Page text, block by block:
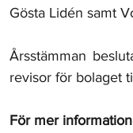
Gösta Lidén samt
Årsstämman
revisor för bolaget
För mer